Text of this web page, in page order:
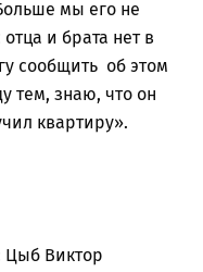
мы его не
и брата нет в
сообщить об этом
тем, знаю, что он
квартиру».
Цыб Виктор